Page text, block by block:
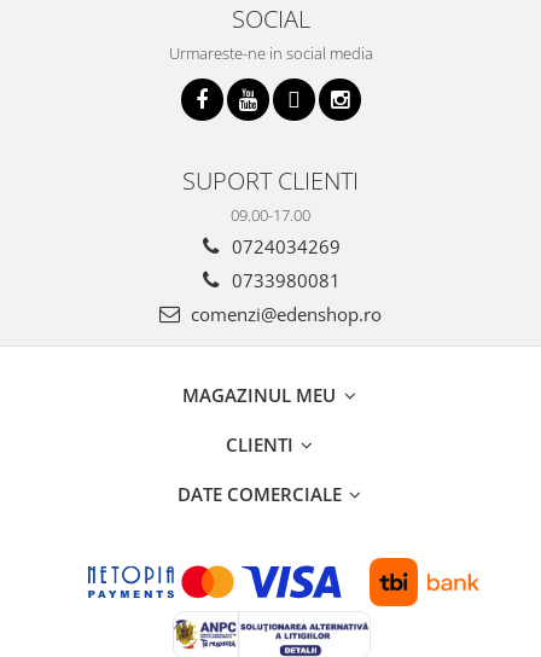
SOCIAL
Urmareste-ne in social media
SUPORT CLIENTI
09.00-17.00
0724034269
0733980081
comenzi@edenshop.ro
MAGAZINUL MEU
CLIENTI
DATE COMERCIALE